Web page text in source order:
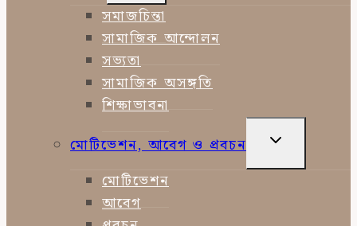
MENU
সমাজচিন্তা
সামাজিক আন্দোলন
সভ্যতা
সামাজিক অসঙ্গতি
শিক্ষাভাবনা
মোটিভেশন, আবেগ ও প্রবচন
TOGGLE
মোটিভেশন
আবেগ